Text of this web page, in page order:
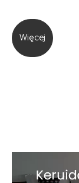
Więcej